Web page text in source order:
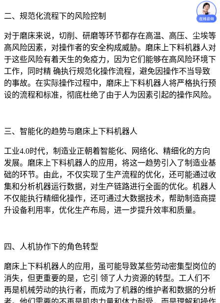
二、规范化流程下的风险控制
对于磨床来说，切削、研磨等环节都存在高温、高压、尘埃等
高风险因素，对操作者的安全构成威胁。磨床上下料机器人对
于这些风险有着天生的免疫力，因为它们能够在高风险环境下
工作，同时精 确执行规范化操作流程，避免因操作不当导致
的事故。在实际操作过程中，磨床上下料机器人将严格执行预
设的流程和标准，彻底杜绝了由于人为因素引起的操作风险。
三、智能化的趋势与磨床上下料机器人
工业4.0时代，制造业正朝着智能化、网络化、精细化的方向
发展。磨床上下料机器人的应用，将这一趋势引入了制造业基
础的环节。由此，不仅实现了生产流程的优化，还可能通过收
集和分析机器运行数据，对生产链路进行全面的优化。机器人
不仅能执行精细化操作，还可通过大数据技术，帮助制造商提
升设备利用率，优化生产布局，进一步提升效率和质量。
四、人机协作下的角色转型
磨床上下料机器人的应用，虽可能导致某些劳动密集型岗位的
消失，但更重要的是，它引 领了人力资源的转型。工人们不
再是机械劳动的执行者，而成为了机器的维护者和数据的分析